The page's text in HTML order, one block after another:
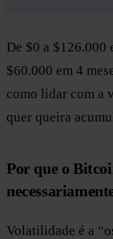
De $0 a $126.000
$60.000 em 4
como lidar com a
quer queira
Por que o
Volatilidade é a